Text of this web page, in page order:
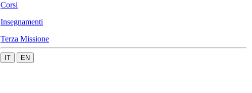
Corsi
Insegnamenti
Terza Missione
IT EN